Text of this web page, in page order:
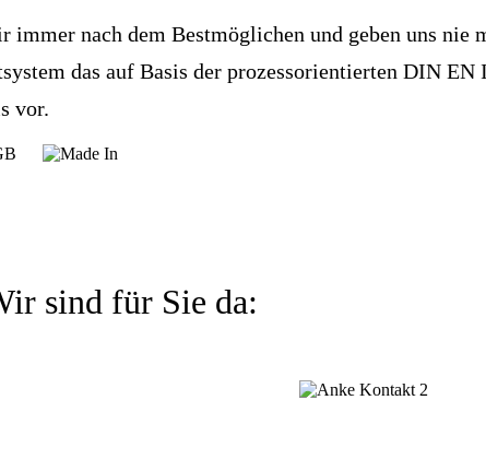
nach dem Bestmöglichen und geben uns
das auf Basis der prozessorientierten DIN
vor.
sind für Sie da: